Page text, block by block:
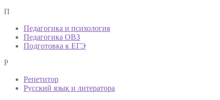
П
Педагогика и психология
Педагогика ОВЗ
Подготовка к ЕГЭ
Р
Репетитор
Русский язык и литератора